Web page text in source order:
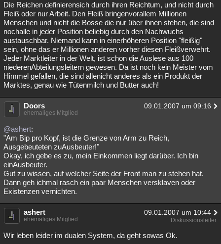
Die Reichen definierensich durch ihren Reichtum, und nicht durch
Fleiß oder nur Arbeit. Den Fleiß bringenvorallem Millionen
Menschen und nicht die Bosse die nur über ihnen stehen, die sind
nochalle in jeder Position beliebig durch den Nachwuchs
austauschbar. Niemand kann in einerhöheren Position "fleißig"
sein, ohne das er Millionen anderen vorher diesen Fleißverwehrt.
Jeder Marktleiter in der Welt, ist schon die Auslese aus 100
niederenAbteilungsleitern gewesen. Da ist noch kein Meister vom
Himmel gefallen, die sind allenicht anderes als ein Produkt der
Marktes, genau wie Tütenmilch und Butter auch!
Doors 09.01.2007 um 09:16
ehemaliges Mitglied
@ashert:
"Am Bip pro Kopf, ist die Grenze von Arm zu Reich,
Ausgebeuteten zuAusbeuter!"
Okay, ich gebe es zu, mein Einkommen liegt darüber. Ich bin
einAusbeuter.
Gut zu wissen, auf welcher Seite der Front man zu stehen hat.
Dann geh ichmal rasch ein paar Menschen versklaven oder
Existenzen vernichten.
ashert 09.01.2007 um 10:44
ehemaliges Mitglied Diskussionsleiter
Wir leben leider im dualen System, da geht sowas Ok.